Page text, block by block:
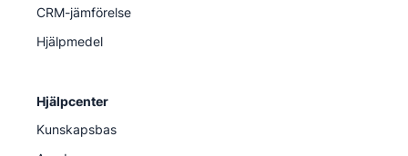
CRM-jämförelse
Hjälpmedel
Hjälpcenter
Kunskapsbas